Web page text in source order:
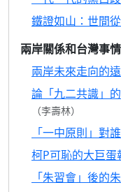
鐵證如山：世間
兩岸關係和台灣事情
兩岸未來走向的
論「九二共識」
（李壽林）
「一中原則」對
柯P可恥的大巨蛋
「朱習會」後的